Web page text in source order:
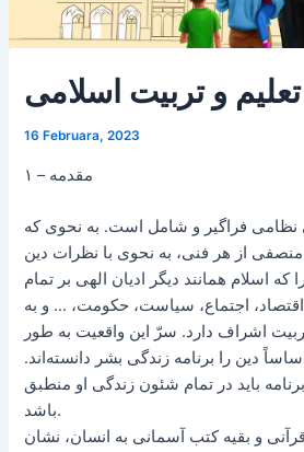
تعلیم و تربیت اسلامی
16 Februara, 2023
۱ – مقدمه
نظامی فراگیر و شامل است. به نحوی که
از هر فنی، به نحوی با نظرات دین
که اسلام همانند دیگر ادیان الهی بر تمام
اجتماع، سیاست، حکومت، … و به
اشراف دارد. سرّ این واقعیت به طور
دین را برنامه زندگی بشر دانسته‌اند.
برنامه باید در تمام شئون زندگی او منطبق
باشد.
و بقیه کتب آسمانی به انسان، نشان